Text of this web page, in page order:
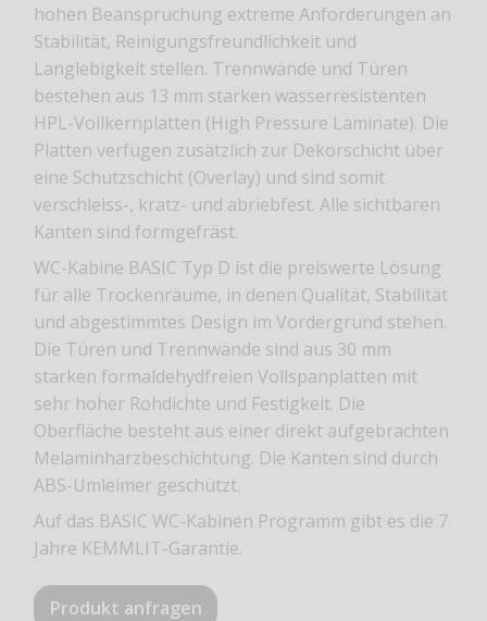
hohen Beanspruchung extreme Anforderungen an
Stabilität, Reinigungsfreundlichkeit und
Langlebigkeit stellen. Trennwände und Türen
bestehen aus 13 mm starken wasserresistenten
HPL-Vollkernplatten (High Pressure Laminate). Die
Platten verfügen zusätzlich zur Dekorschicht über
eine Schutzschicht (Overlay) und sind somit
verschleiss-, kratz- und abriebfest. Alle sichtbaren
Kanten sind formgefräst.
WC-Kabine BASIC Typ D ist die preiswerte Lösung
für alle Trockenräume, in denen Qualität, Stabilität
und abgestimmtes Design im Vordergrund stehen.
Die Türen und Trennwände sind aus 30 mm
starken formaldehydfreien Vollspanplatten mit
sehr hoher Rohdichte und Festigkeit. Die
Oberfläche besteht aus einer direkt aufgebrachten
Melaminharzbeschichtung. Die Kanten sind durch
ABS-Umleimer geschützt.
Auf das BASIC WC-Kabinen Programm gibt es die 7
Jahre KEMMLIT-Garantie.
Produkt anfragen